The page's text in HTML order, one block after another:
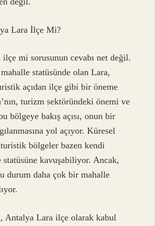
Lara İlçe Mi?
mi sorusunun cevabı net değil.
statüsünde olan Lara,
açıdan ilçe gibi bir öneme
turizm sektöründeki önemi ve
bölgeye bakış açısı, onun bir
yol açıyor. Küresel
bölgeler bazen kendi
statüsüne kavuşabiliyor. Ancak,
durum daha çok bir mahalle
Antalya Lara ilçe olarak kabul